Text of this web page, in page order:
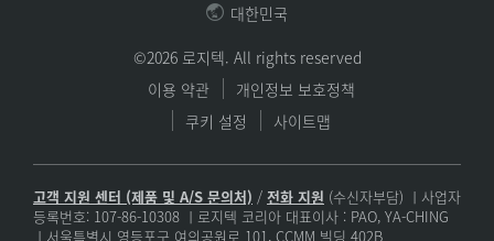
©2026 로지텍. All rights reserved
이용 약관
개인정보 보호정책
쿠키 설정
사이트맵
대한민국
고객 지원 센터 (제품 및 A/S 문의처) / 전화 지원 (수신자부담) ㅣ사업자
등록번호: 107-86-10308 ㅣ로지텍 코리아 대표이사 : PAO, YA-CHING
ㅣ서울특별시 영등포구 여의공원로 101, CCMM 빌딩 402B